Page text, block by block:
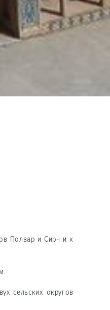
Полвар и Сирч и к
сельских округов